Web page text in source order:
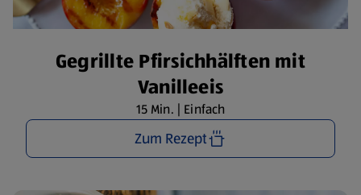
Gegrillte Pfirsichhälften mit
Vanilleeis
15 Min. | Einfach
Zum Rezept